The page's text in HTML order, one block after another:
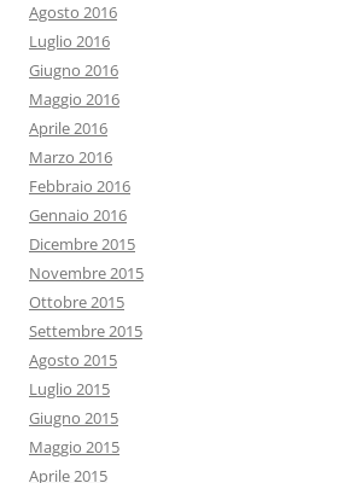
Agosto 2016
Luglio 2016
Giugno 2016
Maggio 2016
Aprile 2016
Marzo 2016
Febbraio 2016
Gennaio 2016
Dicembre 2015
Novembre 2015
Ottobre 2015
Settembre 2015
Agosto 2015
Luglio 2015
Giugno 2015
Maggio 2015
Aprile 2015